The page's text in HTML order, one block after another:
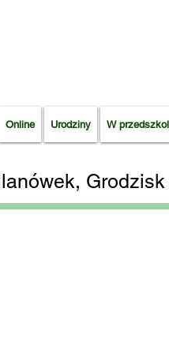
Online Urodziny W
Grodzisk